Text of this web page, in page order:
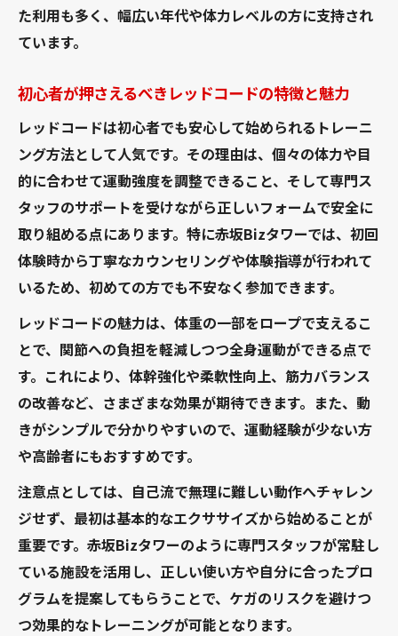
レッドコードで関節可動域を広げて痛みを
い方
レッドコードで実感する身体の変化とリハ
ビリ効果
身体を動かすならレッドコードで新感覚トレー
ニング
レッドコードが提案する新感覚トレーニン
グの魅力
重力から解放されるレッドコードの独自性
とは
レッドコード運動で体幹強化とバランス向
上を実現
初心者も安心して始められるレッドコード
運動のコツ
運動習慣を変えるレッドコードの実践ポイ
ント
自宅で気軽にできるレッドコード運動のコツ
自宅でレッドコード運動を始めるためのポ
イント
失敗しないレッドコード自宅トレーニング
た利用も多く、幅広い年代や体力レベルの方に支持され
ています。
初心者が押さえるべきレッドコードの特徴と魅力
レッドコードは初心者でも安心して始められるトレーニ
ング方法として人気です。その理由は、個々の体力や目
的に合わせて運動強度を調整できること、そして専門ス
タッフのサポートを受けながら正しいフォームで安全に
取り組める点にあります。特に赤坂Bizタワーでは、初回
体験時から丁寧なカウンセリングや体験指導が行われて
いるため、初めての方でも不安なく参加できます。
レッドコードの魅力は、体重の一部をロープで支えるこ
とで、関節への負担を軽減しつつ全身運動ができる点で
す。これにより、体幹強化や柔軟性向上、筋力バランス
の改善など、さまざまな効果が期待できます。また、動
きがシンプルで分かりやすいので、運動経験が少ない方
や高齢者にもおすすめです。
注意点としては、自己流で無理に難しい動作へチャレン
ジせず、最初は基本的なエクササイズから始めることが
重要です。赤坂Bizタワーのように専門スタッフが常駐し
ている施設を活用し、正しい使い方や自分に合ったプロ
グラムを提案してもらうことで、ケガのリスクを避けつ
つ効果的なトレーニングが可能となります。